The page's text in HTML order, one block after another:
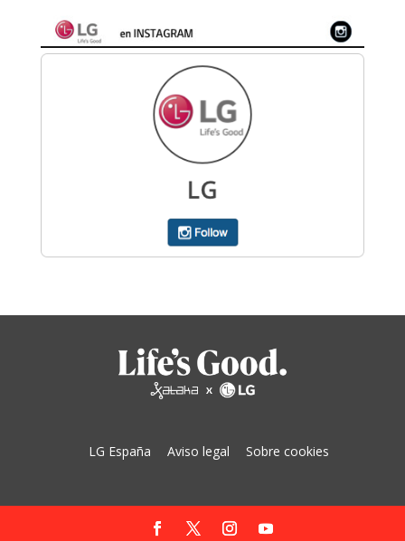
LG España Aviso legal Sobre cookies